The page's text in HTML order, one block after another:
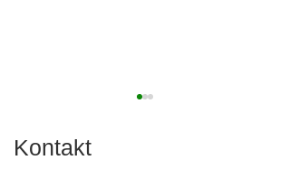
Kontakt